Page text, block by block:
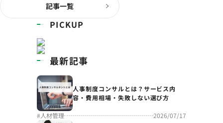
記事一覧
PICKUP
最新記事
人事制度コンサルとは？サービス内
容・費用相場・失敗しない選び方
#人材管理 2026/07/17